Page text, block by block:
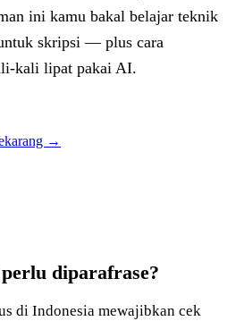
ini kamu bakal belajar teknik
skripsi — plus cara
kali lipat pakai AI.
→
diparafrase?
di Indonesia mewajibkan cek